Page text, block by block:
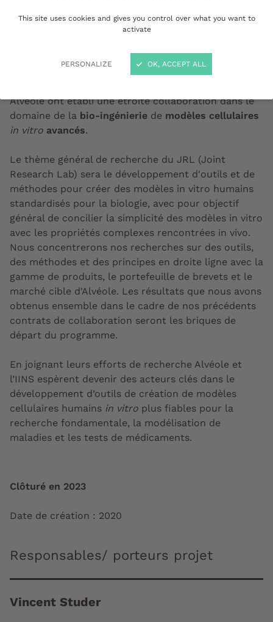
This site uses cookies and gives you control over what you want to
activate
PERSONALIZE OK, ACCEPT ALL
qui en découlent.
transfert de technologie réussi (le système PRIMO et
la technologie LIMAP), l’Institut interdisciplinaire de
Alvéole ont établi une étroite collaboration dans le
domaine de la bio-ingénierie de modèles cellulaires
in vitro avancés.
Le thème général de recherche du JRL (Joint
Research Lab) sera le développement d'outils et de
méthodes pour créer des modèles in vitro humains
standardisés pour la biologie, avec pour objectif
général de concilier la simplicité des modèles in vitro
avec les propriétés complexes rencontrées in vivo.
Nous concentrerons nos recherches sur des outils,
des méthodes et des principes en droite ligne avec la
gamme de produits, le portefeuille de brevets et le
marché cible d'Alvéole. Les résultats que nous avons
obtenus ensemble dans le cadre de nos précédents
contrats de collaboration seront les briques de
départ du programme.
En joignant leurs efforts de recherche Alvéole et
l’IINS espèrent devenir des acteurs clés dans le
développement d’outils de création de modèles
cellulaires humains in vitro plus fiables pour la
recherche fondamentale, la modélisation de
maladies et les tests de médicaments.
Clôturé en 2023
Date de création : 2020
Responsables/ porteurs projet
Vincent Studer